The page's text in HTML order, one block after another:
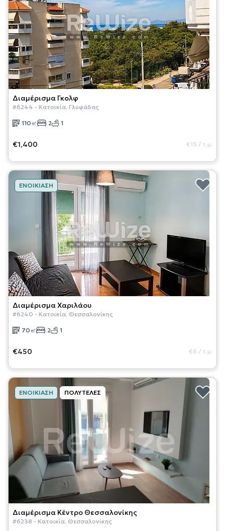
Διαμέρισμα Γκολφ
#6244 - Κατοικία, Γλυφάδας
110 ㎡ 2 1
€1,400 €13 / τ.μ.
ΕΝΟΙΚΊΑΣΗ
ΔιαμέρισμαΧαριλάου
#6240 - Κατοικία, Θεσσαλονίκης
70 ㎡ 2 1
€450 €6 / τ.μ.
ΕΝΟΙΚΊΑΣΗ ΠΟΛΥΤΕΛΈΣ
Διαμέρισμα Κέντρο Θεσσαλονίκης
#6238 - Κατοικία, Θεσσαλονίκης